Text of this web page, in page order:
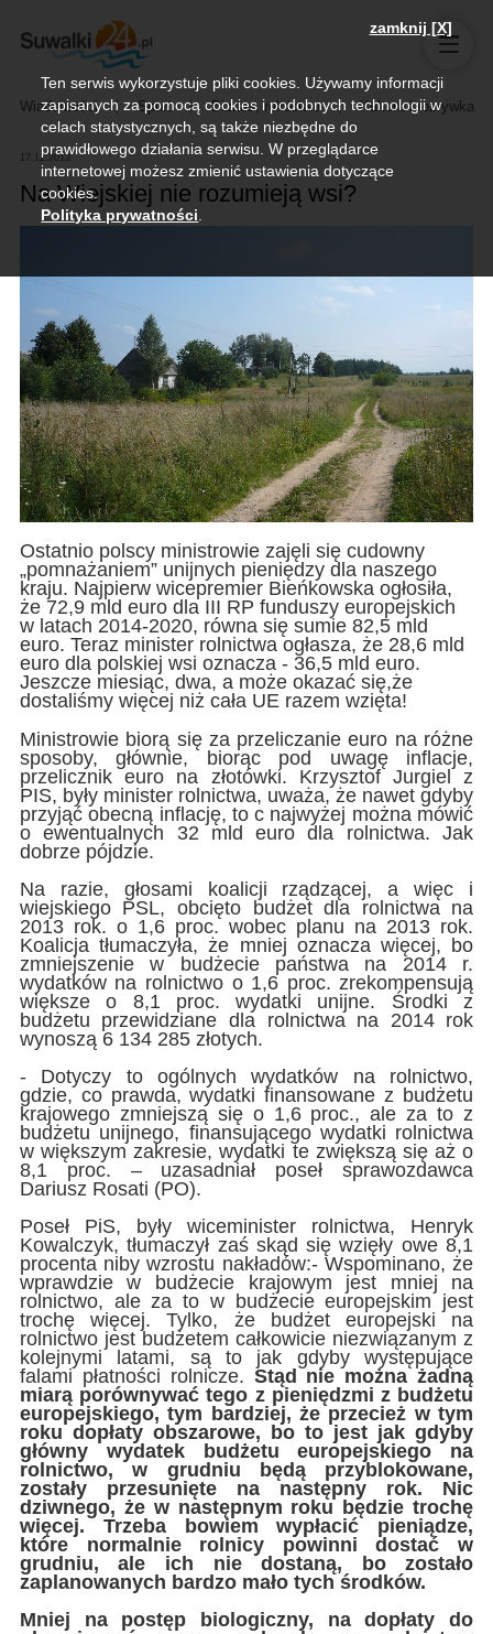
Wiadomości Sport Biznes, rolnictwo Kultura i rozrywka
17.12.2013
Na Wiejskiej nie rozumieją wsi?
Ostatnio polscy ministrowie zajęli się cudowny
„pomnażaniem” unijnych pieniędzy dla naszego
kraju. Najpierw wicepremier Bieńkowska ogłosiła,
że 72,9 mld euro dla III RP funduszy europejskich
w latach 2014-2020, równa się sumie 82,5 mld
euro. Teraz minister rolnictwa ogłasza, że 28,6 mld
euro dla polskiej wsi oznacza - 36,5 mld euro.
Jeszcze miesiąc, dwa, a może okazać się,że
dostaliśmy więcej niż cała UE razem wzięta!
Ministrowie biorą się za przeliczanie euro na różne
sposoby, głównie, biorąc pod uwagę inflacje,
przelicznik euro na złotówki. Krzysztof Jurgiel z
PIS, były minister rolnictwa, uważa, że nawet gdyby
przyjąć obecną inflację, to c najwyżej można mówić
o ewentualnych 32 mld euro dla rolnictwa. Jak
dobrze pójdzie.
Na razie, głosami koalicji rządzącej, a więc i
wiejskiego PSL, obcięto budżet dla rolnictwa na
2013 rok. o 1,6 proc. wobec planu na 2013 rok.
Koalicja tłumaczyła, że mniej oznacza więcej, bo
zmniejszenie w budżecie państwa na 2014 r.
wydatków na rolnictwo o 1,6 proc. zrekompensują
większe o 8,1 proc. wydatki unijne. Środki z
budżetu przewidziane dla rolnictwa na 2014 rok
wynoszą 6 134 285 złotych.
- Dotyczy to ogólnych wydatków na rolnictwo,
gdzie, co prawda, wydatki finansowane z budżetu
krajowego zmniejszą się o 1,6 proc., ale za to z
budżetu unijnego, finansującego wydatki rolnictwa
w większym zakresie, wydatki te zwiększą się aż o
8,1 proc. – uzasadniał poseł sprawozdawca
Dariusz Rosati (PO).
Poseł PiS, były wiceminister rolnictwa, Henryk
Kowalczyk, tłumaczył zaś skąd się wzięły owe 8,1
procenta niby wzrostu nakładów:- Wspominano, że
wprawdzie w budżecie krajowym jest mniej na
rolnictwo, ale za to w budżecie europejskim jest
trochę więcej. Tylko, że budżet europejski na
rolnictwo jest budżetem całkowicie niezwiązanym z
kolejnymi latami, są to jak gdyby występujące
falami płatności rolnicze. Stąd nie można żadną
miarą porównywać tego z pieniędzmi z budżetu
europejskiego, tym bardziej, że przecież w tym
roku dopłaty obszarowe, bo to jest jak gdyby
główny wydatek budżetu europejskiego na
rolnictwo, w grudniu będą przyblokowane,
zostały przesunięte na następny rok. Nic
dziwnego, że w następnym roku będzie trochę
więcej. Trzeba bowiem wypłacić pieniądze,
które normalnie rolnicy powinni dostać w
grudniu, ale ich nie dostaną, bo zostało
zaplanowanych bardzo mało tych środków.
Mniej na postęp biologiczny, na dopłaty do
zamknij [X]
Ten serwis wykorzystuje pliki cookies. Używamy informacji
zapisanych za pomocą cookies i podobnych technologii w
celach statystycznych, są także niezbędne do
prawidłowego działania serwisu. W przeglądarce
internetowej możesz zmienić ustawienia dotyczące
cookies.
Polityka prywatności